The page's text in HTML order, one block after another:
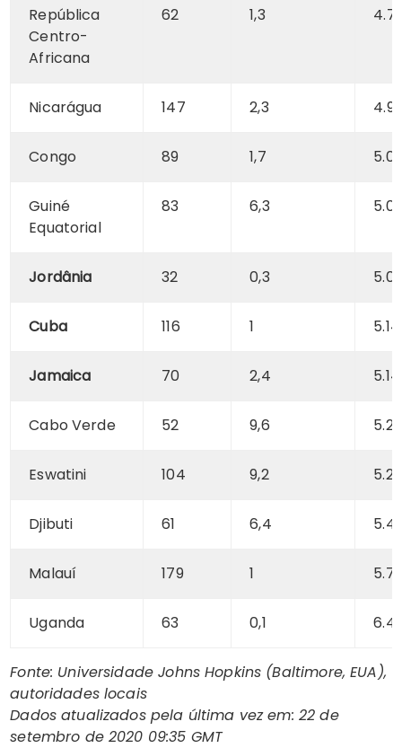
República
Centro-
Africana
62 1,3
Nicarágua 147 2,3
Congo 89 1,7
Guiné
Equatorial
83 6,3
Jordânia 32 0,3
Cuba 116 1
Jamaica 70 2,4
Cabo Verde 52 9,6
Eswatini 104 9,2
Djibuti 61 6,4
Malauí 179 1
Uganda 63 0,1
Fonte: Universidade Johns Hopkins (Baltimore, EUA),
autoridades locais
Dados atualizados pela última vez em: 22 de
setembro de 2020 09:35 GMT